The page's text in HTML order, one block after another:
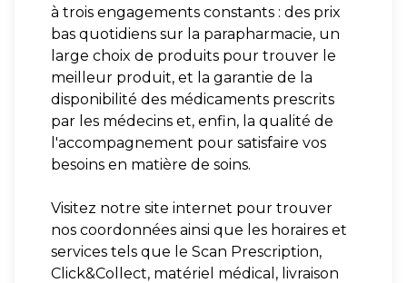
à trois engagements constants : des prix
bas quotidiens sur la parapharmacie, un
large choix de produits pour trouver le
meilleur produit, et la garantie de la
disponibilité des médicaments prescrits
par les médecins et, enfin, la qualité de
l'accompagnement pour satisfaire vos
besoins en matière de soins.
Visitez notre site internet pour trouver
nos coordonnées ainsi que les horaires et
services tels que le Scan Prescription,
Click&Collect, matériel médical, livraison